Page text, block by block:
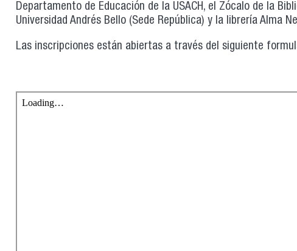
Departamento de Educación de la USACH, el Zócalo de la
Universidad Andrés Bello (Sede República) y la librería Alma
Las inscripciones están abiertas a través del siguiente